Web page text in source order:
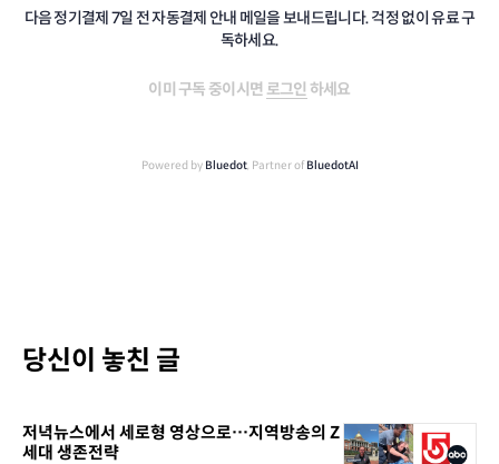
다음 정기결제 7일 전 자동결제 안내 메일을 보내드립니다. 걱정 없이 유료 구
독하세요.
이미 구독 중이시면 로그인 하세요
Powered by Bluedot, Partner of BluedotAI
당신이 놓친 글
저녁뉴스에서 세로형 영상으로…지역방송의 Z
세대 생존전략